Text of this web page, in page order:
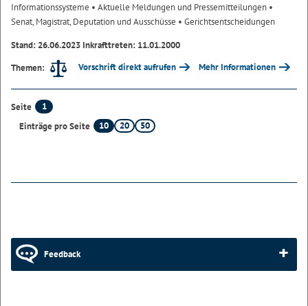
Informationssysteme • Aktuelle Meldungen und Pressemitteilungen •
Senat, Magistrat, Deputation und Ausschüsse • Gerichtsentscheidungen
Stand: 26.06.2023 Inkrafttreten: 11.01.2000
Themen:
Vorschrift direkt aufrufen Mehr Informationen
Seite
1
Einträge pro Seite
10 20 50
Feedback